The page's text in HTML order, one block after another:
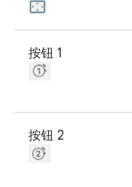
按钮 1
按钮 2